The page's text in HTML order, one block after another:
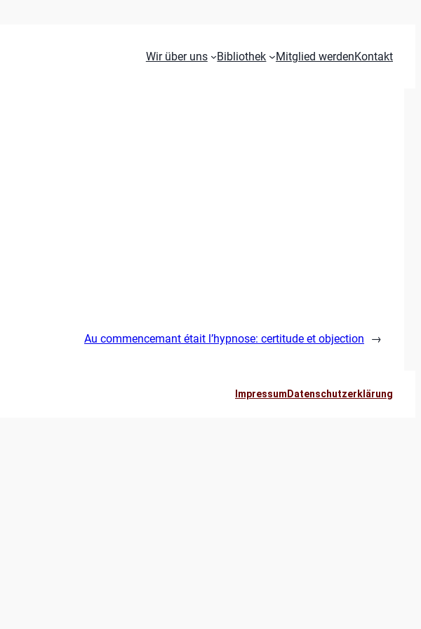
Wir über uns Bibliothek Mitglied werdenKontakt
Au commencemant était l’hypnose: certitude et objection →
Impressum Datenschutzerklärung